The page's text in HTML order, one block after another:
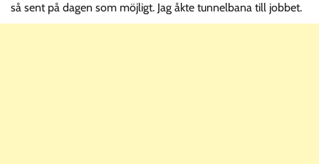
så sent på dagen som möjligt. Jag åkte tunnelbana till jobbet.